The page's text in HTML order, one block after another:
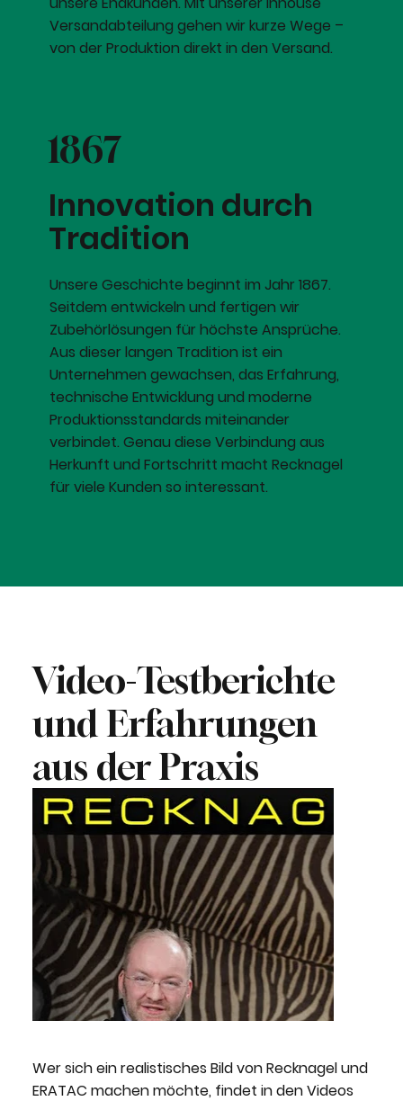
Versandabteilung gehen wir kurze Wege –
von der Produktion direkt in den Versand.
1867
Innovation durch
Tradition
Unsere Geschichte beginnt im Jahr 1867.
Seitdem entwickeln und fertigen wir
Zubehörlösungen für höchste Ansprüche.
Aus dieser langen Tradition ist ein
Unternehmen gewachsen, das Erfahrung,
technische Entwicklung und moderne
Produktionsstandards miteinander
verbindet. Genau diese Verbindung aus
Herkunft und Fortschritt macht Recknagel
für viele Kunden so interessant.
Video-Testberichte
und Erfahrungen
aus der Praxis
Wer sich ein realistisches Bild von Recknagel und
ERATAC machen möchte, findet in den Videos